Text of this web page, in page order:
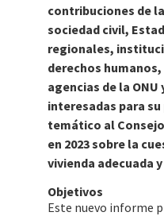
contribuciones de
sociedad civil,
regionales,
derechos
agencias de la
interesadas para
temático al
en 2023 sobre la
vivienda adecuada
Objetivos
Este nuevo informe